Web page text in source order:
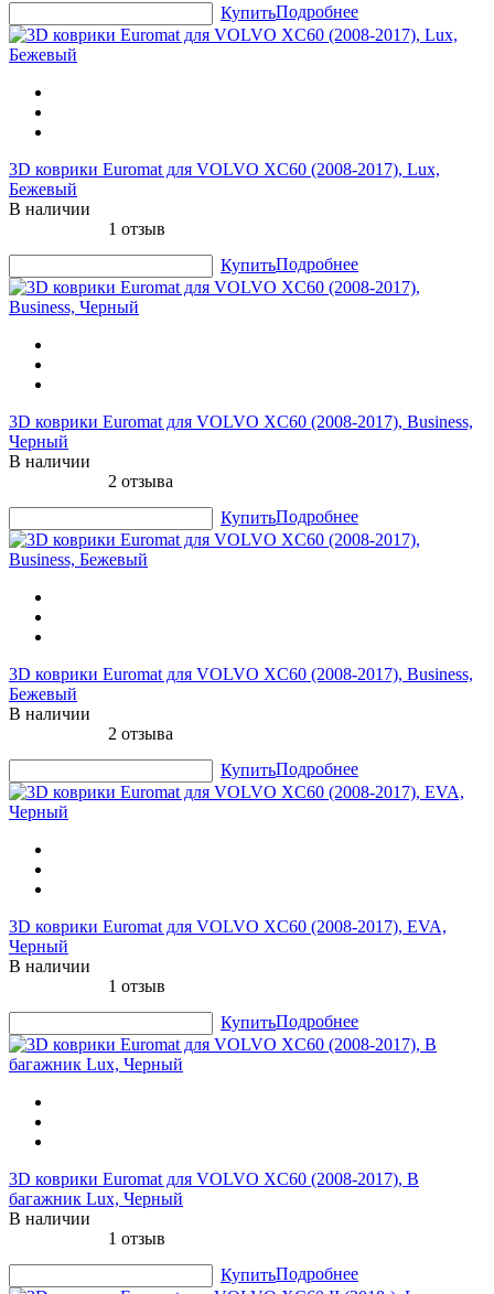
КупитьПодробнее
3D коврики Euromat для VOLVO XC60 (2008-2017), Lux,
Бежевый
В наличии
1 отзыв
КупитьПодробнее
3D коврики Euromat для VOLVO XC60 (2008-2017), Business,
Черный
В наличии
2 отзыва
КупитьПодробнее
3D коврики Euromat для VOLVO XC60 (2008-2017), Business,
Бежевый
В наличии
2 отзыва
КупитьПодробнее
3D коврики Euromat для VOLVO XC60 (2008-2017), EVA,
Черный
В наличии
1 отзыв
КупитьПодробнее
3D коврики Euromat для VOLVO XC60 (2008-2017), В
багажник Lux, Черный
В наличии
1 отзыв
КупитьПодробнее